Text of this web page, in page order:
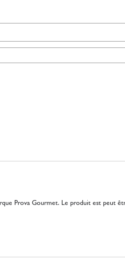
Prova Gourmet. Le produit est peut